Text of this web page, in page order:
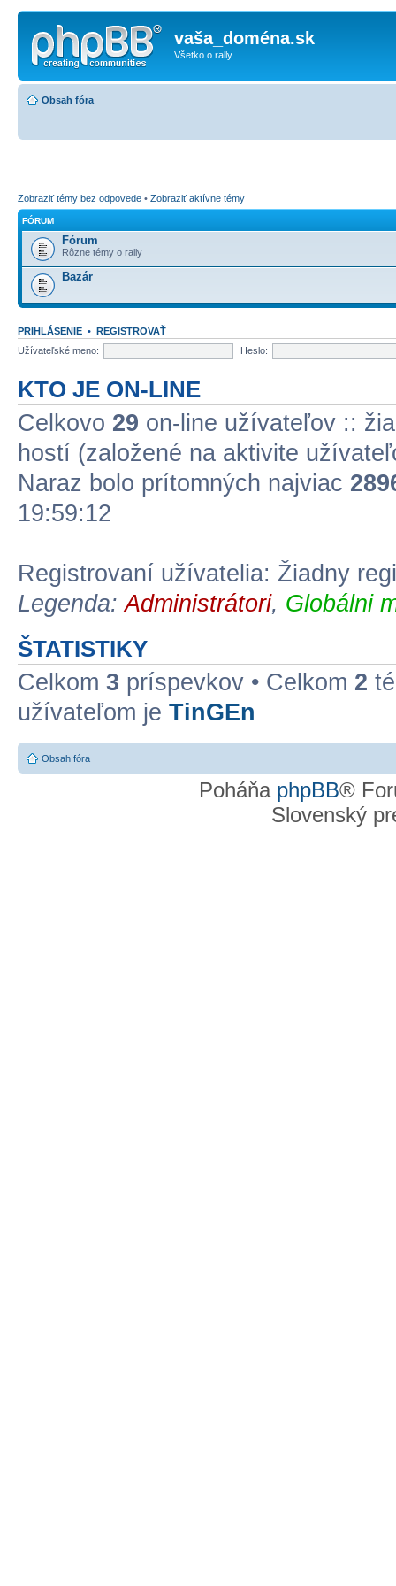
vaša_doména.sk
Všetko o rally
Obsah fóra
Zobraziť témy bez odpovede • Zobraziť aktívne témy
FÓRUM
Fórum
Rôzne témy o rally
Bazár
PRIHLÁSENIE • REGISTROVAŤ
Užívateľské meno:
Heslo:
KTO JE ON-LINE
Celkovo 29 on-line užívateľov ::
hostí (založené na aktivite
Naraz bolo prítomných najviac
19:59:12
Registrovaní užívatelia: Žiadny
Legenda:Administrátori, Globálni
ŠTATISTIKY
Celkom 3 príspevkov • Celkom 2
užívateľom je TinGEn
Obsah fóra
Poháňa phpBB®
Slovenský